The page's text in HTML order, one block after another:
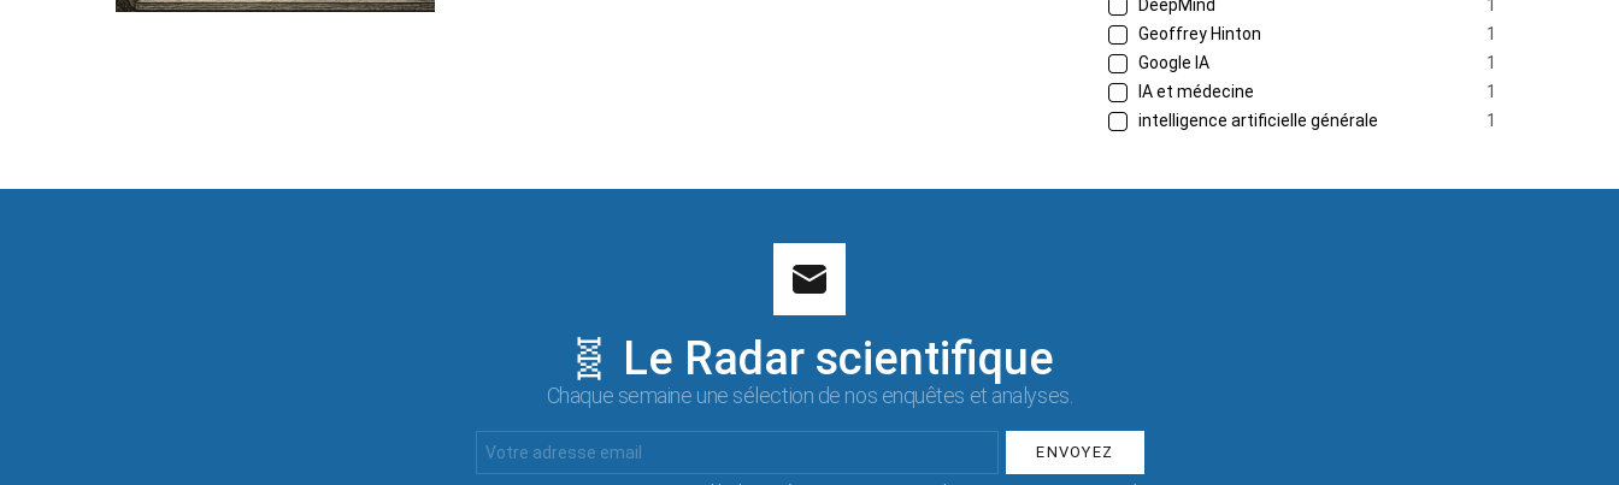
DeepMind
1
Geoffrey Hinton
1
Google IA
1
IA et médecine
1
intelligence artificielle générale
1
🧬 Le Radar scientifique
Chaque semaine une sélection de nos enquêtes et analyses.
Email
: